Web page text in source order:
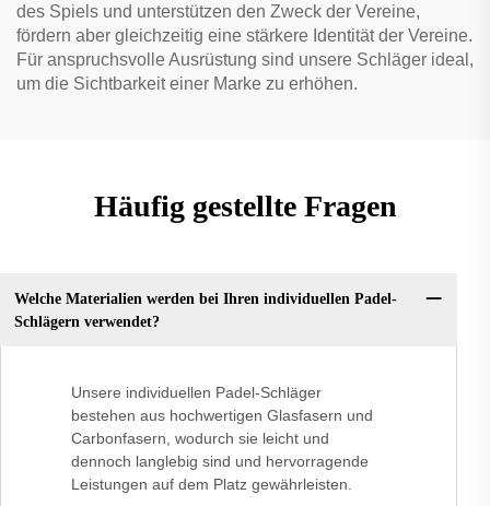
des Spiels und unterstützen den Zweck der Vereine,
fördern aber gleichzeitig eine stärkere Identität der Vereine.
Für anspruchsvolle Ausrüstung sind unsere Schläger ideal,
um die Sichtbarkeit einer Marke zu erhöhen.
Häufig gestellte Fragen
Welche Materialien werden bei Ihren individuellen Padel-
Schlägern verwendet?
Unsere individuellen Padel-Schläger
bestehen aus hochwertigen Glasfasern und
Carbonfasern, wodurch sie leicht und
dennoch langlebig sind und hervorragende
Leistungen auf dem Platz gewährleisten.